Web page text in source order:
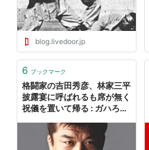
blog.livedoor.jp
6 ブックマーク
格闘家の吉田秀彦、林家三平
披露宴に呼ばれるも席が無く
祝儀を置いて帰る : ガハろぐ